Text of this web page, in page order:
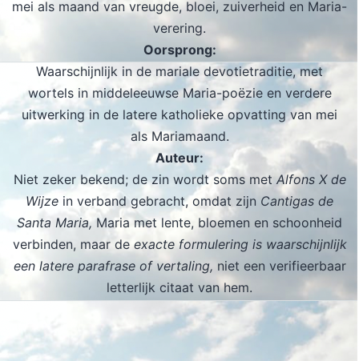
mei als maand van vreugde, bloei, zuiverheid en Maria-
verering.
Oorsprong:
Waarschijnlijk in de mariale devotietraditie, met
wortels in middeleeuwse Maria-poëzie en verdere
uitwerking in de latere katholieke opvatting van mei
als Mariamaand.
Auteur:
Niet zeker bekend; de zin wordt soms metAlfons X de
Wijze in verband gebracht, omdat zijn Cantigas de
Santa Maria, Maria met lente, bloemen en schoonheid
verbinden, maar de exacte formulering is waarschijnlijk
een latere parafrase of vertaling, niet een verifieerbaar
letterlijk citaat van hem.